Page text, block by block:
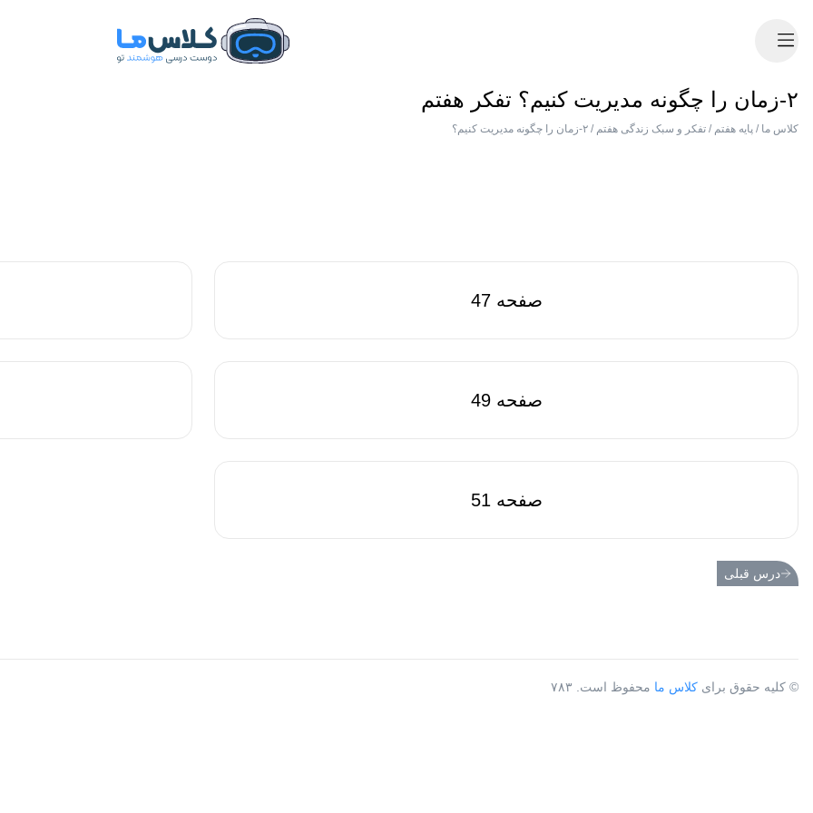
۲-زمان را چگونه مدیریت کنیم؟ تفکر هفتم
کلاس ما / پایه هفتم / تفکر و سبک زندگی هفتم / ۲-زمان را چگونه مدیریت کنیم؟
صفحه 47
صفحه 49
صفحه 51
درس قبلی
© کلیه حقوق برای کلاس ما محفوظ است. ۷۸۳